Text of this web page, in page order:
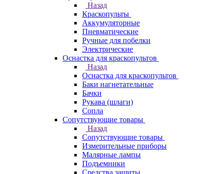
Назад
Краскопульты
Аккумуляторные
Пневматические
Ручные для побелки
Электрические
Оснастка для краскопультов
Назад
Оснастка для краскопультов
Баки нагнетательные
Бачки
Рукава (шлаги)
Сопла
Сопутствующие товары
Назад
Сопутствующие товары
Измерительные приборы
Малярные лампы
Подъемники
Средства защиты